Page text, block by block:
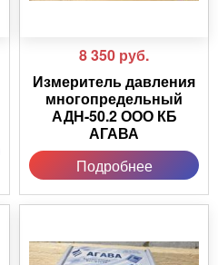
8 350 руб.
Измеритель давления
многопредельный
АДН-50.2 ООО КБ
АГАВА
Подробнее